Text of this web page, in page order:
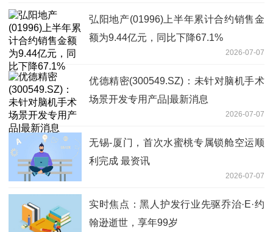
弘阳地产(01996)上半年累计合约销售金
额为9.44亿元，同比下降67.1%
2026-07-07
优德精密(300549.SZ)：未针对脑机手术
场景开发专用产品|最新消息
2026-07-07
无锡-厦门，首次水蜜桃专属锁舱空运顺
利完成 最资讯
2026-07-07
实时焦点：黑人护发行业先驱乔治·E·约
翰逊逝世，享年99岁